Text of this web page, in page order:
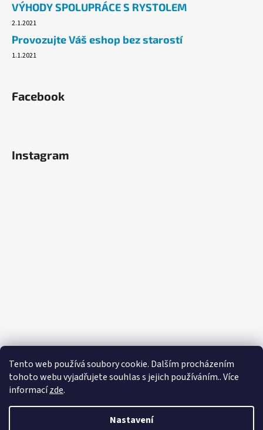
Tento web používá soubory cookie. Dalším procházením
tohoto webu vyjadřujete souhlas s jejich používáním.. Více
informacízde.
Nastavení
VÝHODY SPOLUPRÁCE S RYSTOLEM
2.1.2021
Provozujte Váš eshop bez starostí
1.1.2021
Facebook
Instagram
Sledovat na Instagramu
vyhrazena.